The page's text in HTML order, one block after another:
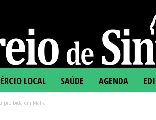
LOCAL SAÚDE AGENDA
proibida em Mafra